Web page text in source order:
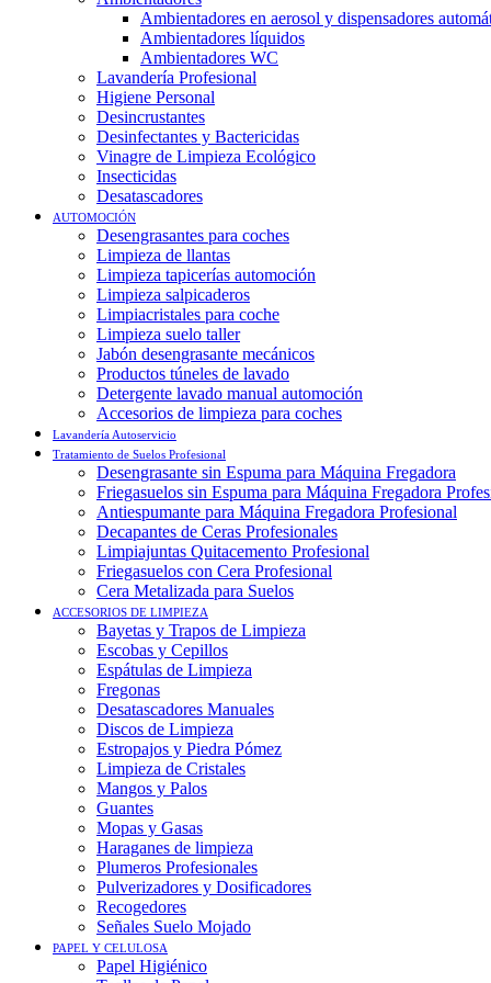
Ambientadores en aerosol y dispensadores
Ambientadores líquidos
Ambientadores WC
Lavandería Profesional
Higiene Personal
Desincrustantes
Desinfectantes y Bactericidas
Vinagre de Limpieza Ecológico
Insecticidas
Desatascadores
AUTOMOCIÓN
Desengrasantes para coches
Limpieza de llantas
Limpieza tapicerías automoción
Limpieza salpicaderos
Limpiacristales para coche
Limpieza suelo taller
Jabón desengrasante mecánicos
Productos túneles de lavado
Detergente lavado manual automoción
Accesorios de limpieza para coches
Lavandería Autoservicio
Tratamiento de Suelos Profesional
Desengrasante sin Espuma para Máquina Fregadora
Friegasuelos sin Espuma para Máquina Fregadora
Antiespumante para Máquina Fregadora Profesional
Decapantes de Ceras Profesionales
Limpiajuntas Quitacemento Profesional
Friegasuelos con Cera Profesional
Cera Metalizada para Suelos
ACCESORIOS DE LIMPIEZA
Bayetas y Trapos de Limpieza
Escobas y Cepillos
Espátulas de Limpieza
Fregonas
Desatascadores Manuales
Discos de Limpieza
Estropajos y Piedra Pómez
Limpieza de Cristales
Mangos y Palos
Guantes
Mopas y Gasas
Haraganes de limpieza
Plumeros Profesionales
Pulverizadores y Dosificadores
Recogedores
Señales Suelo Mojado
PAPEL Y CELULOSA
Papel Higiénico